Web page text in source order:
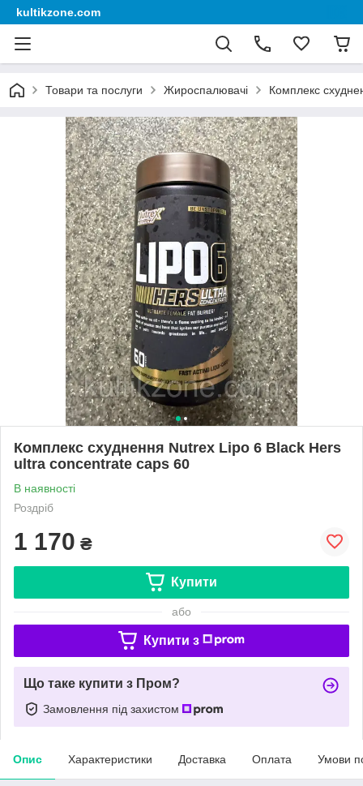
kultikzone.com
Товари та послуги Жироспалювачі Комплекс
Комплекс схуднення Nutrex Lipo 6 Black Hers
ultra concentrate caps 60
В наявності
Роздріб
1 170 ₴
Купити
або
Купити з
Що таке купити з Пром?
Замовлення під захистом
Опис Характеристики Доставка Оплата Умови